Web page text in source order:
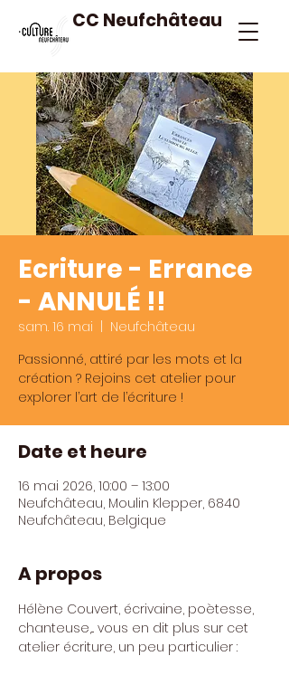
CC Neufchâteau
Ecriture - Errance
- ANNULÉ !!
sam. 16 mai
Neufchâteau
Passionné, attiré par les mots et la
création ? Rejoins cet atelier pour
explorer l’art de l’écriture !
Date et heure
16 mai 2026, 10:00 – 13:00
Neufchâteau, Moulin Klepper, 6840
Neufchâteau, Belgique
A propos
Hélène Couvert, écrivaine, poètesse,
chanteuse,... vous en dit plus sur cet
atelier écriture, un peu particulier :